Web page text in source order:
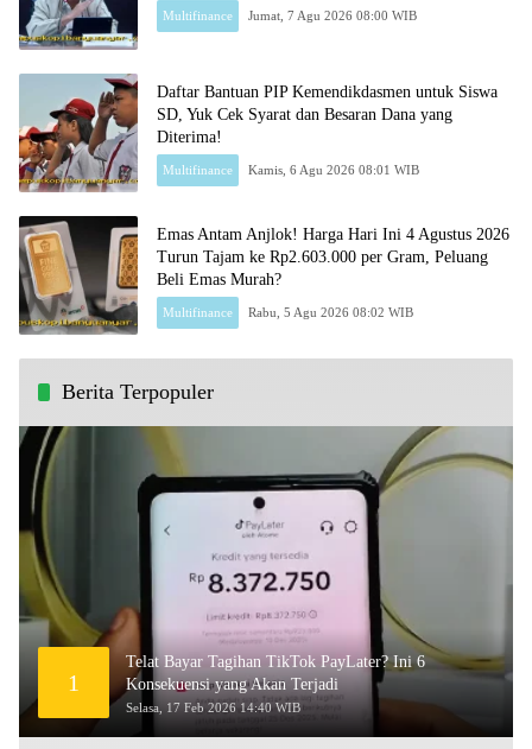
Multifinance Jumat, 7 Agu 2026 08:00 WIB
Daftar Bantuan PIP Kemendikdasmen untuk Siswa
SD, Yuk Cek Syarat dan Besaran Dana yang
Diterima!
Multifinance Kamis, 6 Agu 2026 08:01 WIB
Emas Antam Anjlok! Harga Hari Ini 4 Agustus 2026
Turun Tajam ke Rp2.603.000 per Gram, Peluang
Beli Emas Murah?
Multifinance Rabu, 5 Agu 2026 08:02 WIB
Berita Terpopuler
1
Telat Bayar Tagihan TikTok PayLater? Ini 6
Konsekuensi yang Akan Terjadi
Selasa, 17 Feb 2026 14:40 WIB